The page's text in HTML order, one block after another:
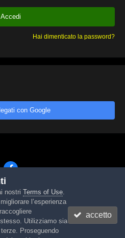
Accedi
Hai dimenticato la password?
con Google
Contattaci Cookies
Community
nostri Terms of Use.
l’esperienza
Utilizziamo sia
Proseguendo
accetto